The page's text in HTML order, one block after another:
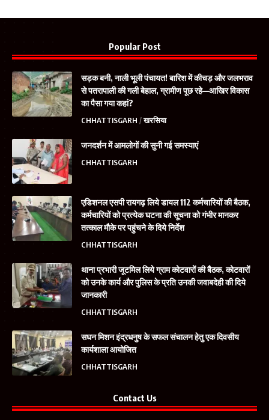
Popular Post
सड़क बनी, नाली भूली पंचायत! बारिश में कीचड़ और जलभराव
से पतरापाली की गली बेहाल, ग्रामीण पूछ रहे—आखिर विकास
का पैसा गया कहां?
CHHATTISGARH खरसिया
जनदर्शन में आमलोगों की सुनी गई समस्याएं
CHHATTISGARH
एडिशनल एसपी रायगढ़ लिये डायल 112 कर्मचारियों की बैठक,
कर्मचारियों को प्रत्येक घटना की सूचना को गंभीर मानकर
तत्काल मौके पर पहुंचने के दिये निर्देश
CHHATTISGARH
थाना प्रभारी जूटमिल लिये ग्राम कोटवारों की बैठक, कोटवारों
को उनके कार्य और पुलिस के प्रति उनकी जवाबदेही की दिये
जानकारी
CHHATTISGARH
सघन मिशन इंद्रधनुष के सफल संचालन हेतु एक दिवसीय
कार्यशाला आयोजित
CHHATTISGARH
Contact Us